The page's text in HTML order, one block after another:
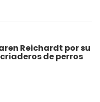
Reichardt por su
de perros